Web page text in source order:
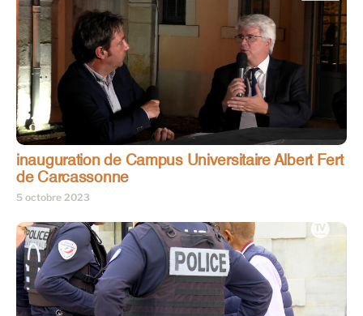
inauguration de Campus Universitaire Albert Fert
de Carcassonne
5 octobre 2023